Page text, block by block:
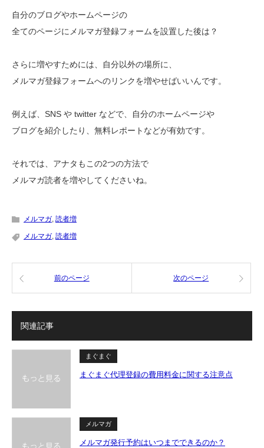
自分のブログやホームページの
全てのページにメルマガ登録フォームを設置した後は？
さらに増やすためには、自分以外の場所に、
メルマガ登録フォームへのリンクを増やせばいいんです。
例えば、SNS や twitter などで、自分のホームページや
ブログを紹介したり、無料レポートなどが有効です。
それでは、アナタもこの2つの方法で
メルマガ読者を増やしてくださいね。
メルマガ, 読者増
メルマガ, 読者増
前のページ 次のページ
関連記事
まぐまぐ
まぐまぐ代理登録の費用料金に関する注意点
メルマガ
メルマガ発行予約はいつまでできるのか？